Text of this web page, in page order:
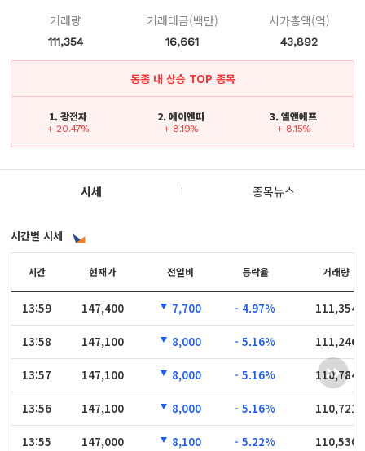
거래량
111,354
거래대금(백만)
16,661
시가총액(억)
43,892
동종 내 상승 TOP 종목
1. 광전자
+ 20.47%
2. 에이엔피
+ 8.19%
3. 엘앤에프
+ 8.15%
시세 종목뉴스
시간별 시세
시간
13:59
13:58
13:57
13:56
13:55
시간 현재가 전일비 등락율 거래량
13:59 147,400 7,700 - 4.97% 111,354
13:58 147,100 8,000 - 5.16% 111,246
13:57 147,100 8,000 - 5.16% 110,784
13:56 147,100 8,000 - 5.16% 110,721
13:55 147,000 8,100 - 5.22% 110,530